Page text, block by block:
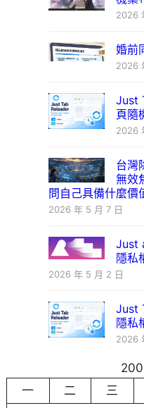
2026
婚前
2026
Just
頁隨
2026
台灣
無效
問自己具備什麼價
2026 年 5 月 7 日
Just
隱私
2026 年 5 月 2 日
Just
隱私
2026
一
二 三